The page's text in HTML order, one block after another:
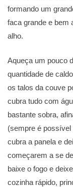
formando um
faca grande e bem
alho.
Aqueça um pouco
quantidade de
os talos da couve
cubra tudo com
bastante sobra,
(sempre é
cubra a panela e
começarem a se
baixe o fogo e
cozinha rápido,